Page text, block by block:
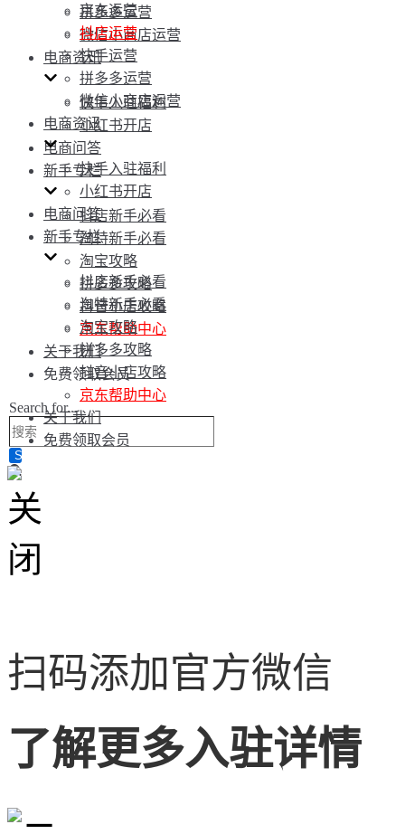
拼多多运营
微信小商店运营
电商资讯
快手入驻福利
小红书开店
电商问答
新手专栏
抖店新手必看
淘特新手必看
淘宝攻略
拼多多攻略
抖音小店攻略
京东帮助中心
关于我们
免费领取会员
Search for...
京东运营
抖店运营
快手运营
拼多多运营
微信小商店运营
电商资讯
快手入驻福利
小红书开店
电商问答
新手专栏
抖店新手必看
淘特新手必看
淘宝攻略
拼多多攻略
抖音小店攻略
京东帮助中心
关于我们
免费领取会员
扫码添加官方微信
了解更多入驻详情